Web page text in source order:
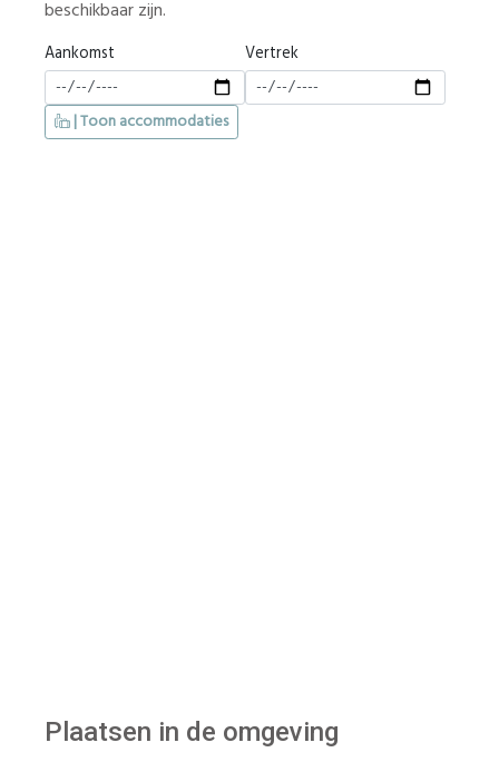
beschikbaar zijn.
Aankomst Vertrek
| Toon accommodaties
Plaatsen in de omgeving